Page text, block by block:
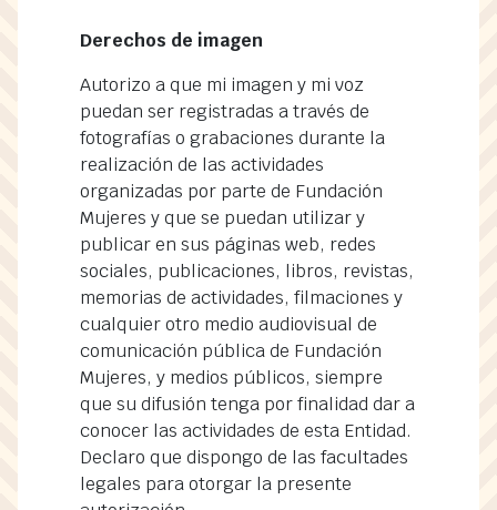
Derechos de imagen
Autorizo a que mi imagen y mi voz
puedan ser registradas a través de
fotografías o grabaciones durante la
realización de las actividades
organizadas por parte de Fundación
Mujeres y que se puedan utilizar y
publicar en sus páginas web, redes
sociales, publicaciones, libros, revistas,
memorias de actividades, filmaciones y
cualquier otro medio audiovisual de
comunicación pública de Fundación
Mujeres, y medios públicos, siempre
que su difusión tenga por finalidad dar a
conocer las actividades de esta Entidad.
Declaro que dispongo de las facultades
legales para otorgar la presente